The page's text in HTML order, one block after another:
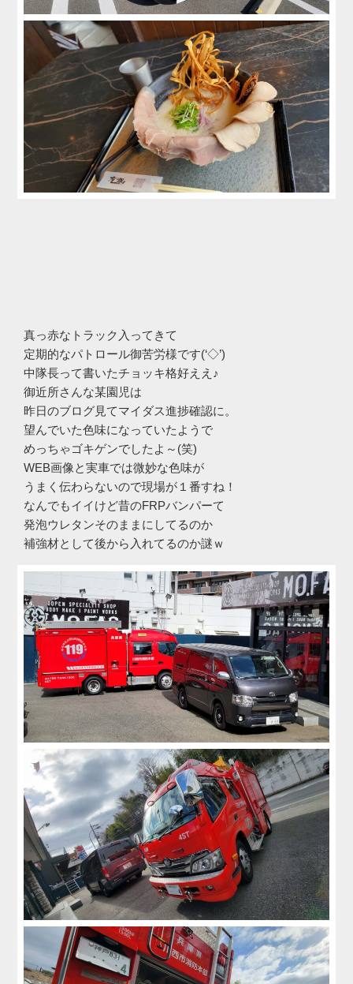
真っ赤なトラック入ってきて
定期的なパトロール御苦労様です(‘◇’)ゞ
中隊長って書いたチョッキ格好ええ♪
御近所さんな某園児は
昨日のブログ見てマイダス進捗確認に。
望んでいた色味になっていたようで
めっちゃゴキゲンでしたよ～(笑)
WEB画像と実車では微妙な色味が
うまく伝わらないので現場が１番すね！
なんでもイイけど昔のFRPバンパーて
発泡ウレタンそのままにしてるのか
補強材として後から入れてるのか謎ｗ